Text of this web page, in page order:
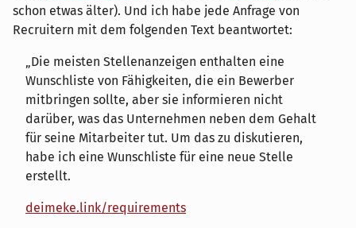
schon etwas älter). Und ich habe jede Anfrage von
Recruitern mit dem folgenden Text beantwortet:
Die meisten Stellenanzeigen enthalten eine
Wunschliste von Fähigkeiten, die ein Bewerber
mitbringen sollte, aber sie informieren nicht
darüber, was das Unternehmen neben dem Gehalt
für seine Mitarbeiter tut. Um das zu diskutieren,
habe ich eine Wunschliste für eine neue Stelle
erstellt.
deimeke.link/requirements